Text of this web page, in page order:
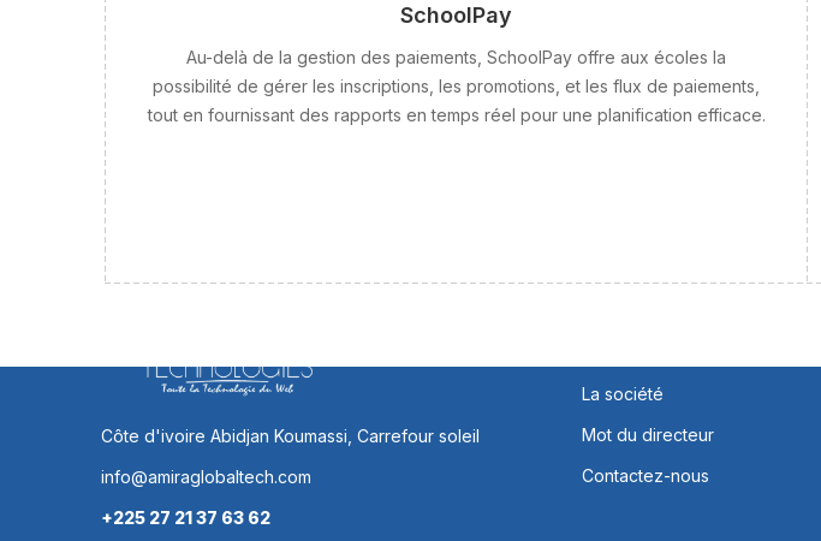
SchoolPay
Au-delà de la gestion des paiements, SchoolPay offre aux écoles la
possibilité de gérer les inscriptions, les promotions, et les flux de paiements,
tout en fournissant des rapports en temps réel pour une planification efficace.
Côte d'ivoire Abidjan Koumassi, Carrefour soleil
info@amiraglobaltech.com
+225 27 21 37 63 62
La société
Mot du directeur
Contactez-nous